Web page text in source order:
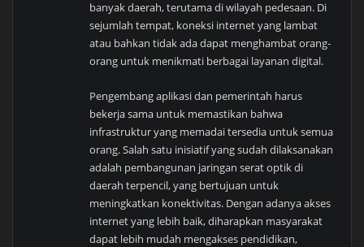
banyak daerah, terutama di wilayah pedesaan. Di
sejumlah tempat, koneksi internet yang lambat
atau bahkan tidak ada dapat menghambat orang-
orang untuk menikmati berbagai layanan digital.
Pengembang aplikasi dan pemerintah harus
bekerja sama untuk memastikan bahwa
infrastruktur yang memadai tersedia untuk semua
orang. Salah satu inisiatif yang sudah dilaksanakan
adalah pembangunan jaringan serat optik di
daerah terpencil, yang bertujuan untuk
meningkatkan konektivitas. Dengan adanya akses
internet yang lebih baik, diharapkan masyarakat
dapat lebih mudah mengakses pendidikan,